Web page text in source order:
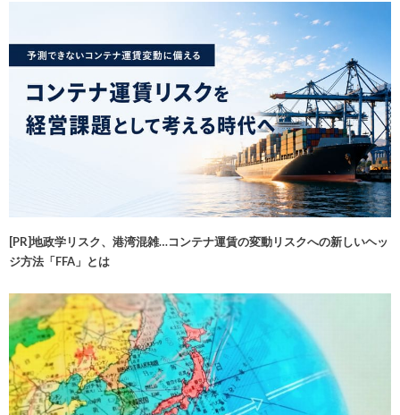
[PR]地政学リスク、港湾混雑…コンテナ運賃の変動リスクへの新しいヘッ
ジ方法「FFA」とは